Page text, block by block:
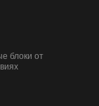
блоки от